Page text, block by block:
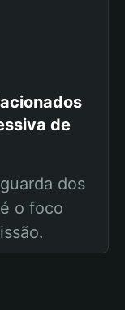
de
dos
o foco